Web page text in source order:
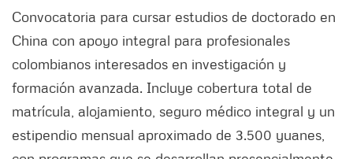
Convocatoria para cursar estudios de doctorado en
China con apoyo integral para profesionales
colombianos interesados en investigación y
formación avanzada. Incluye cobertura total de
matrícula, alojamiento, seguro médico integral y un
estipendio mensual aproximado de 3.500 yuanes,